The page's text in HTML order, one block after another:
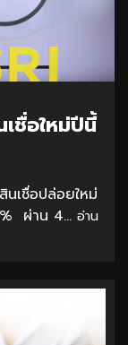
ชื่อใหม่ปีนี้
นเชื่อปล่อยใหม่
ผ่าน 4... อ่าน